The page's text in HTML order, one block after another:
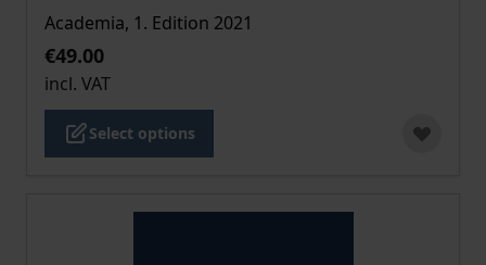
Academia, 1. Edition 2021
€49.00
incl. VAT
Select options